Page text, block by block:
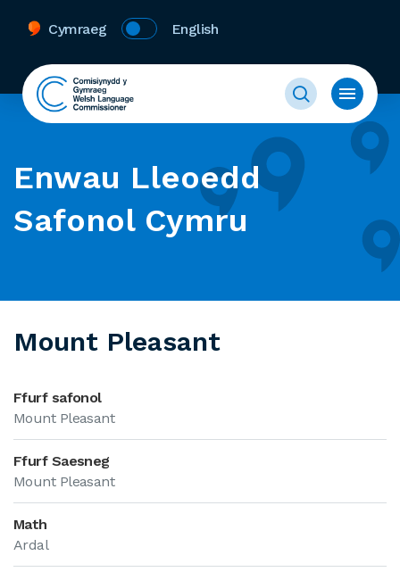
Cymraeg English
Enwau Lleoedd
Safonol Cymru
Mount Pleasant
Ffurf safonol
Mount Pleasant
Ffurf Saesneg
Mount Pleasant
Math
Ardal